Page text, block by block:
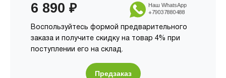
6 890 ₽
Воспользуйтесь формой предварительного
заказа и получите скидку на товар 4% при
поступлении его на склад.
Наш WhatsApp
+79037880488
Предзаказ